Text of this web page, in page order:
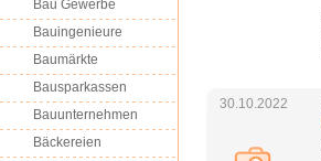
30.10.2022
Bau Gewerbe
Bauingenieure
Baumärkte
Bausparkassen
Bauunternehmen
Bäckereien